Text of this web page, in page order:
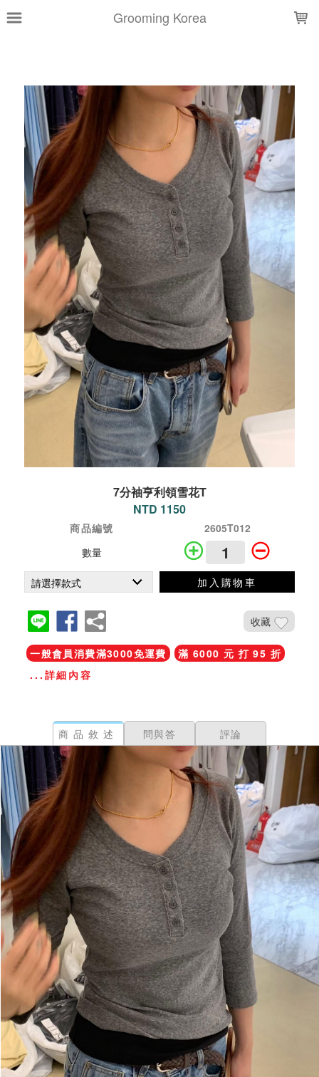
Grooming Korea
7分袖亨利領雪花T
NTD 1150
商品編號
2605T012
數量
加入購物車
收藏
一般會員消費滿3000免運費
滿 6000 元 打 95 折
...詳細內容
商品敘述 問與答 評論